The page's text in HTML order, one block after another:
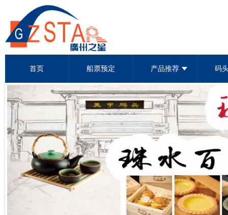
首页 船票预定 产品推荐 码